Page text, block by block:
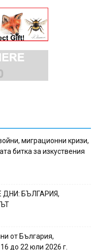
миграционни кризи,
битка за изкуствения
БЪЛГАРИЯ,
от България,
до 22 юли 2026 г.